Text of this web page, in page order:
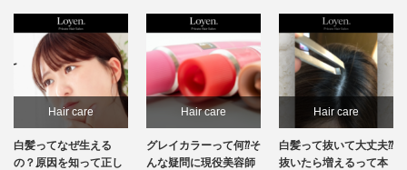
Hair care
白髪ってなぜ生える
の？原因を知って正し
Hair care
グレイカラーって何⁇そ
んな疑問に現役美容師
Hair care
白髪って抜いて大丈夫⁇
抜いたら増えるって本